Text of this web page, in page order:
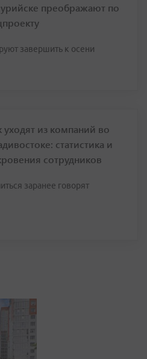
преображают по
завершить к осени
уходят из компаний во
статистика и
сотрудников
заранее говорят